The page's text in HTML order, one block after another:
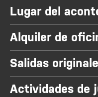
Lugar del
Alquiler de
Salidas
Actividades de